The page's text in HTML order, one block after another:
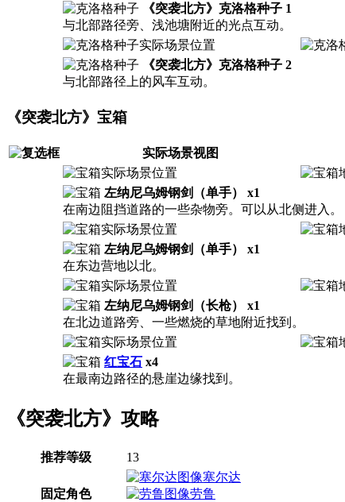
《突袭北方》克洛格种子 1
与北部路径旁、浅池塘附近的光点互动。
《突袭北方》克洛格种子 2
与北部路径上的风车互动。
《突袭北方》宝箱
实际场景视图
左纳尼乌姆钢剑（单手） x1
在南边阻挡道路的一些杂物旁。可以从北侧进入。
左纳尼乌姆钢剑（单手） x1
在东边营地以北。
左纳尼乌姆钢剑（长枪） x1
在北边道路旁、一些燃烧的草地附近找到。
红宝石 x4
在最南边路径的悬崖边缘找到。
《突袭北方》攻略
推荐等级 13
固定角色
塞尔达
劳鲁